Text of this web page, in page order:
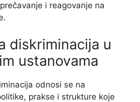
i reagovanje na
diskriminacija u
ustanovama
odnosi se na
prakse i strukture koje